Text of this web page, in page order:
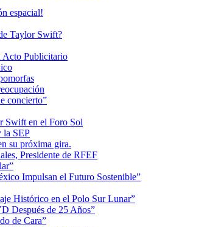
espacial!
Taylor Swift?
Acto Publicitario
concierto”
Swift en el Foro Sol
la SEP
su próxima gira.
Presidente de RFEF
Impulsan el Futuro Sostenible”
Histórico en el Polo Sur Lunar”
Después de 25 Años”
de Cara”